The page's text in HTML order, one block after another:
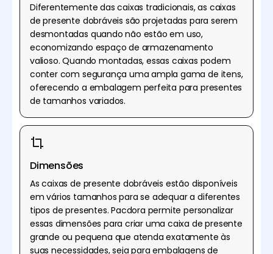
Diferentemente das caixas tradicionais, as caixas
de presente dobráveis são projetadas para serem
desmontadas quando não estão em uso,
economizando espaço de armazenamento
valioso. Quando montadas, essas caixas podem
conter com segurança uma ampla gama de itens,
oferecendo a embalagem perfeita para presentes
de tamanhos variados.
Dimensões
As caixas de presente dobráveis estão disponíveis
em vários tamanhos para se adequar a diferentes
tipos de presentes. Pacdora permite personalizar
essas dimensões para criar uma caixa de presente
grande ou pequena que atenda exatamente às
suas necessidades, seja para embalagens de